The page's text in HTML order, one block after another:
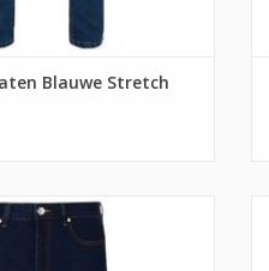
Blauwe Stretch